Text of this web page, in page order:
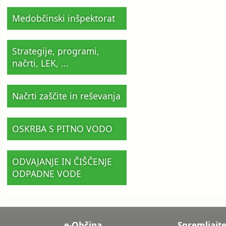
Medobčinski inšpektorat
Strategije, programi,
načrti, LEK, ...
Načrti zaščite in reševanja
OSKRBA S PITNO VODO
ODVAJANJE IN ČIŠČENJE
ODPADNE VODE